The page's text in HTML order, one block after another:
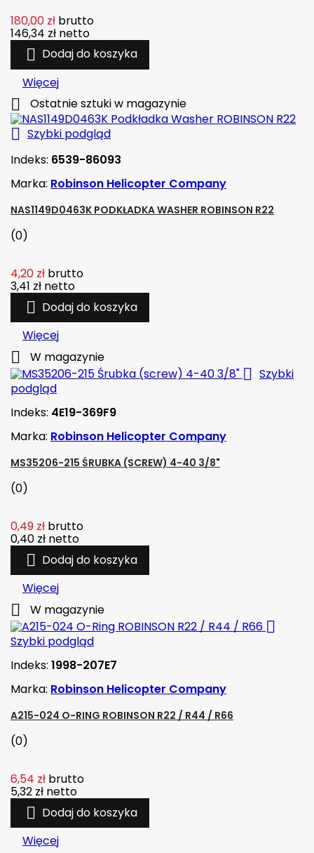
180,00 zł brutto
146,34 zł netto
 Dodaj do koszyka
Więcej
 Ostatnie sztuki w magazynie
 Szybki podgląd
Indeks: 6539-86093
Marka: Robinson Helicopter Company
NAS1149D0463K PODKŁADKA WASHER ROBINSON R22
(0)
4,20 zł brutto
3,41 zł netto
 Dodaj do koszyka
Więcej
 W magazynie
 Szybki
podgląd
Indeks: 4E19-369F9
Marka: Robinson Helicopter Company
MS35206-215 ŚRUBKA (SCREW) 4-40 3/8"
(0)
0,49 zł brutto
0,40 zł netto
 Dodaj do koszyka
Więcej
 W magazynie

Szybki podgląd
Indeks: 1998-207E7
Marka: Robinson Helicopter Company
A215-024 O-RING ROBINSON R22 / R44 / R66
(0)
6,54 zł brutto
5,32 zł netto
 Dodaj do koszyka
Więcej